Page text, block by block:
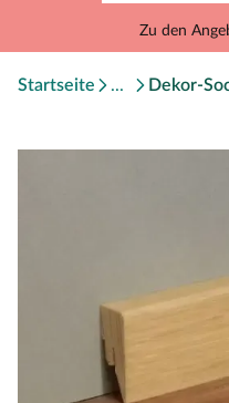
Zu den
Startseite Dekor-